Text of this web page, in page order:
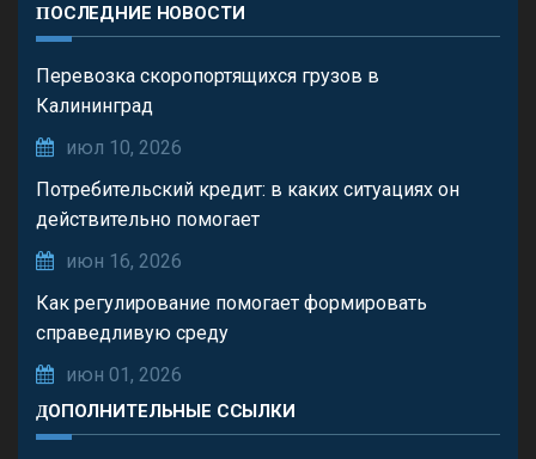
ПОСЛЕДНИЕ НОВОСТИ
Перевозка скоропортящихся грузов в
Калининград
июл 10, 2026
Потребительский кредит: в каких ситуациях он
действительно помогает
июн 16, 2026
Как регулирование помогает формировать
справедливую среду
июн 01, 2026
ДОПОЛНИТЕЛЬНЫЕ ССЫЛКИ